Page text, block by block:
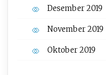
Desember 2019
November 2019
Oktober 2019